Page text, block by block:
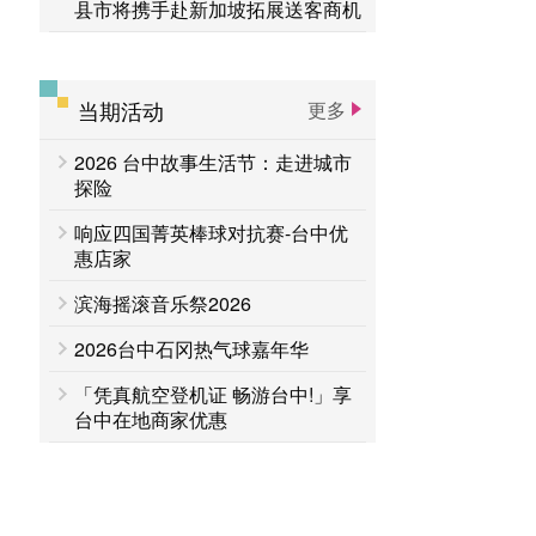
县市将携手赴新加坡拓展送客商机
当期活动
更多
2026 台中故事生活节：走进城市
探险
响应四国菁英棒球对抗赛-台中优
惠店家
滨海摇滚音乐祭2026
2026台中石冈热气球嘉年华
「凭真航空登机证 畅游台中!」享
台中在地商家优惠